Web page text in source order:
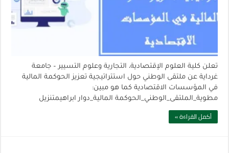
تعلن كلية العلوم الإقتصادية، التجارية وعلوم التسيير – جامعة
غرداية عن ملتقى الوطني حول استتراتيجية تعزيز الحوكمة المالية
في المؤسسات الاقتصادية كما هو مبين:
مطوية_الملتقى_الوطني_الحوكمة المالية_دوار ابراهيمتنزيل
أكمل القراءة »